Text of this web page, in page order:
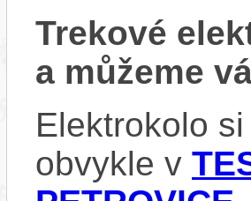
Trekové
a můžeme
Elektrokolo
obvykle v